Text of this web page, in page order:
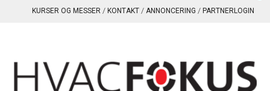
KURSER OG MESSER KONTAKT ANNONCERING PARTNERLOGIN